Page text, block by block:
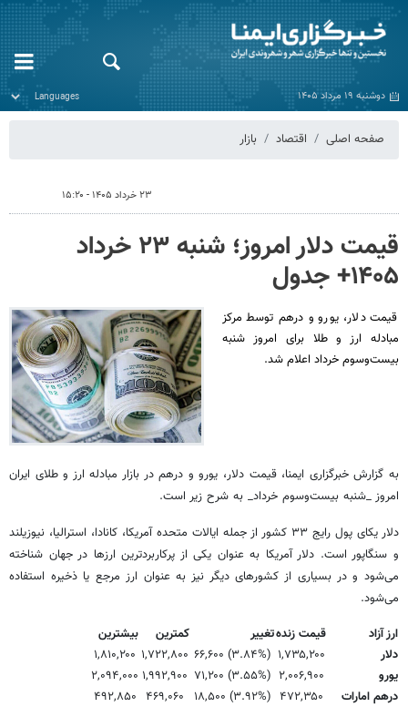
دوشنبه ۱۹ مرداد ۱۴۰۵
صفحه اصلی اقتصاد بازار
۲۳ خرداد ۱۴۰۵ - ۱۵:۲۰
قیمت دلار امروز؛ شنبه ۲۳ خرداد
۱۴۰۵+ جدول
قیمت دلار، یورو و درهم توسط مرکز
مبادله ارز و طلا برای امروز شنبه
بیست‌وسوم خرداد اعلام شد.
به گزارش خبرگزاری ایمنا، قیمت دلار، یورو و درهم در بازار مبادله ارز و طلای ایران
امروز _شنبه بیست‌وسوم خرداد_ به شرح زیر است.
دلار یکای پول رایج ۳۳ کشور از جمله ایالات متحده آمریکا، کانادا، استرالیا، نیوزیلند
و سنگاپور است. دلار آمریکا به عنوان یکی از پرکاربردترین ارزها در جهان شناخته
می‌شود و در بسیاری از کشورهای دیگر نیز به عنوان ارز مرجع یا ذخیره استفاده
می‌شود.
ارز آزاد
قیمت زندهتغییر کمترین
بیشترین
دلار
۱,۷۳۵,۲۰۰ (۳.۸۴%) ۶۶,۶۰۰ ۱,۷۲۲,۸۰۰ ۱,۸۱۰,۲۰۰
یورو
۲,۰۰۶,۹۰۰ (۳.۵۵%) ۷۱,۲۰۰ ۱,۹۹۲,۹۰۰ ۲,۰۹۴,۰۰۰
درهم امارات
۴۷۲,۳۵۰ (۳.۹۲%) ۱۸,۵۰۰ ۴۶۹,۰۶۰ ۴۹۲,۸۵۰